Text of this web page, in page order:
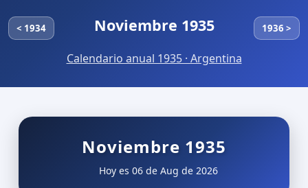
< 1934 Noviembre 1935 1936 >
Calendario anual 1935 · Argentina
Noviembre 1935
Hoy es 06 de Aug de 2026